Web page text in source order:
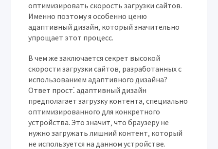
оптимизировать скорость загрузки сайтов.
Именно поэтому я особенно ценю
адаптивный дизайн‚ который значительно
упрощает этот процесс.
В чем же заключается секрет высокой
скорости загрузки сайтов‚ разработанных с
использованием адаптивного дизайна?
Ответ прост⁚ адаптивный дизайн
предполагает загрузку контента‚ специально
оптимизированного для конкретного
устройства. Это значит‚ что браузеру не
нужно загружать лишний контент‚ который
не используется на данном устройстве.